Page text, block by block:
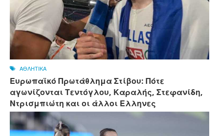
ΑΘΛΗΤΙΚΑ
Ευρωπαϊκό Πρωτάθλημα Στίβου: Πότε
αγωνίζονται Τεντόγλου, Καραλής, Στεφανίδη,
Ντρισμπιώτη και οι άλλοι Ελληνες